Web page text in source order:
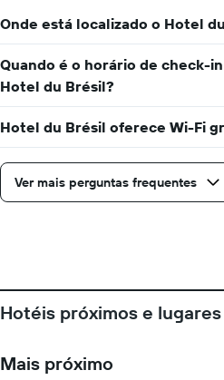
um
quarto
Onde está localizado o Hotel
Quando é o horário de check-
Hotel du Brésil?
Hotel du Brésil oferece Wi-Fi
Ver mais perguntas frequentes
Hotéis próximos e
Mais próximo